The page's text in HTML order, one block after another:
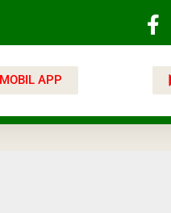
MOBIL APP